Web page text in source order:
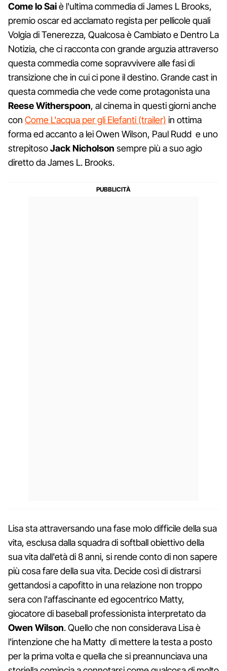
Come lo Saiè l'ultima commedia di James L Brooks,
premio oscar ed acclamato regista per pellicole quali
Volgia di Tenerezza, Qualcosa è Cambiato e Dentro La
Notizia, che ci racconta con grande arguzia attraverso
questa commedia come sopravvivere alle fasi di
transizione che in cui ci pone il destino. Grande cast in
questa commedia che vede come protagonista una
Reese Witherspoon, al cinema in questi giorni anche
con Come L'acqua per gli Elefanti (trailer) in ottima
forma ed accanto a lei Owen Wilson, Paul Rudd e uno
strepitosoJack Nicholson sempre più a suo agio
diretto da James L. Brooks.
Lisa sta attraversando una fase molo difficile della sua
vita, esclusa dalla squadra di softball obiettivo della
sua vita dall'età di 8 anni, si rende conto di non sapere
più cosa fare della sua vita. Decide così di distrarsi
gettandosi a capofitto in una relazione non troppo
sera con l'affascinante ed egocentrico Matty,
giocatore di baseball professionista interpretato da
Owen Wilson. Quello che non considerava Lisa è
l'intenzione che ha Matty di mettere la testa a posto
per la prima volta e quella che si preannunciava una